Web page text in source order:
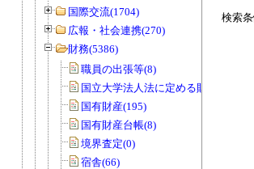
国際交流(1704)
広報・社会連携(270)
財務(5386)
職員の出張等(8)
国立大学法人法に定める財務諸表等
国有財産(195)
国有財産台帳(8)
境界査定(0)
宿舎(66)
検索